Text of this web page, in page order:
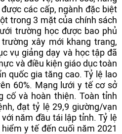
các cấp, ngành đặc biệt
trong 3 mặt của chính sách
trường học được bao phủ
xây mới khang trang,
vụ giảng dạy và học tập đã
và điều kiện giáo dục toàn
quốc gia tăng cao. Tỷ lệ lao
60%. Mạng lưới y tế cơ sở
cố và hoàn thiện. Toàn tỉnh
đạt tỷ lệ 29,9 giường/vạn
năm đầu tái lập tỉnh. Tỷ lệ
y tế đến cuối năm 2021